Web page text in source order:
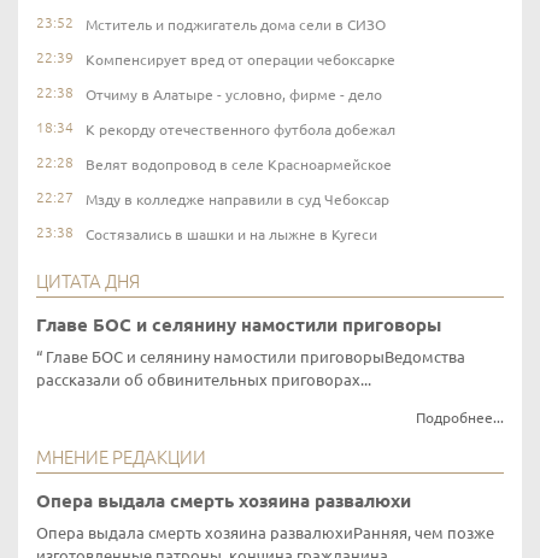
23:52 Мститель и поджигатель дома сели в СИЗО
22:39 Компенсирует вред от операции чебоксарке
22:38 Отчиму в Алатыре - условно, фирме - дело
18:34 К рекорду отечественного футбола добежал
22:28 Велят водопровод в селе Красноармейское
22:27 Мзду в колледже направили в суд Чебоксар
23:38 Состязались в шашки и на лыжне в Кугеси
ЦИТАТА ДНЯ
Главе БОС и селянину намостили приговоры
Главе БОС и селянину намостили приговорыВедомства
рассказали об обвинительных приговорах...
Подробнее...
МНЕНИЕ РЕДАКЦИИ
Опера выдала смерть хозяина развалюхи
Опера выдала смерть хозяина развалюхиРанняя, чем позже